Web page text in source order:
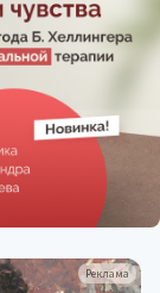
Реклама